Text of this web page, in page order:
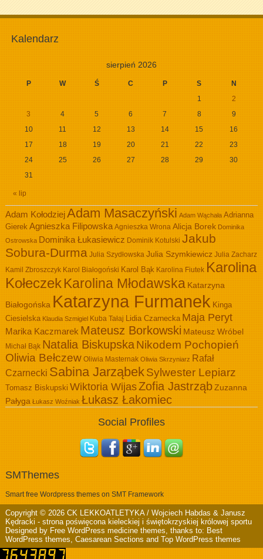
Kalendarz
sierpień 2026
P W Ś C P S N
« lip
1
2
3
4 5 6 7 8
9
10
11 12 13 14 15
16
17
18 19 20 21 22
23
24
25 26 27 28 29
30
31
Adam KołodziejAdam Masaczyński Adam Wąchała Adrianna
Gierek Agnieszka Filipowska Agnieszka Wrona Alicja Borek Dominika
Ostrowska Dominika Łukasiewicz Dominik Kotulski Jakub
Sobura-Durma Julia Szydłowska Julia Szymkiewicz Julia Zacharz
Kamil Zbroszczyk Karol Białogoński Karol Bąk Karolina Fiutek Karolina
KołeczekKarolina Młodawska Katarzyna
Białogońska Katarzyna Furmanek Kinga
Ciesielska Klaudia Szmigiel Kuba Tałaj Lidia Czarnecka Maja Peryt
Marika Kaczmarek Mateusz Borkowski Mateusz Wróbel
Michał Bąk Natalia BiskupskaNikodem Pochopień
Oliwia Bełczew Oliwia Masternak Oliwia Skrzyniarz Rafał
Czarnecki Sabina JarząbekSylwester Lepiarz
Tomasz Biskupski Wiktoria WijasZofia JastrząbZuzanna
Pałyga Łukasz Woźniak Łukasz Łakomiec
Social Profiles
SMThemes
Smart free Wordpress themes on SMT Framework
Copyright © 2026 CK LEKKOATLETYKA / Wojciech Habdas & Janusz
Kędracki - strona poświęcona kieleckiej i świętokrzyskiej królowej sportu
Designed by Free WordPress medicine themes , thanks to: Best
WordPress themes Caesarean Sections and Top WordPress themes